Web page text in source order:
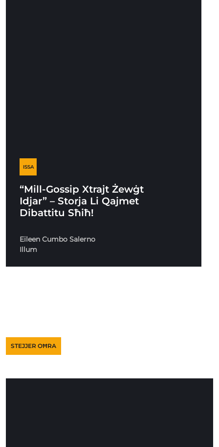
ISSA
“Mill-Gossip Xtrajt Żewġt
Idjar” – Storja Li Qajmet
Dibattitu Sħiħ!
Eileen Cumbo Salerno
Illum
STEJJER OĦRA